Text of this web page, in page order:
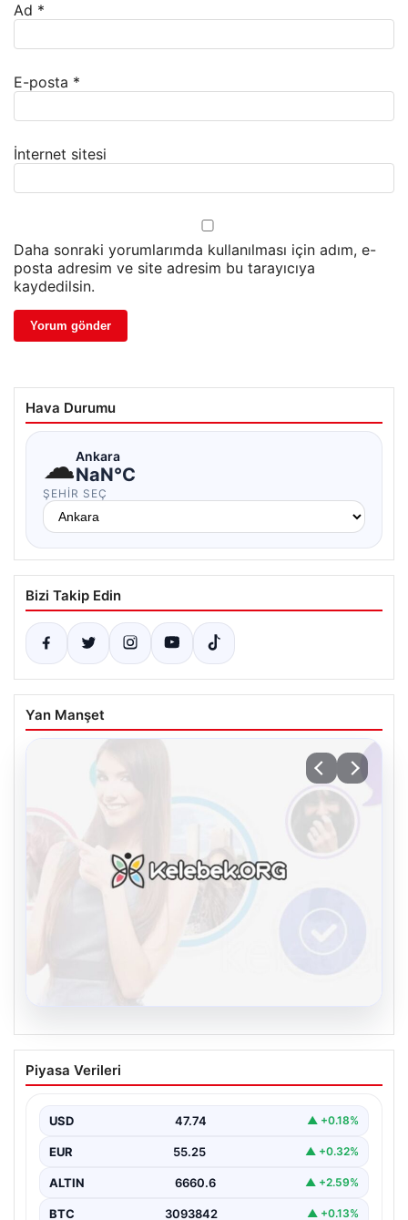
Ad *
E-posta *
İnternet sitesi
Daha sonraki yorumlarımda kullanılması için adım, e-
posta adresim ve site adresim bu tarayıcıya
kaydedilsin.
Hava Durumu
☁Ankara
NaN°C
ŞEHIR SEÇ
Bizi Takip Edin
Yan Manşet
Kelebek chat adresi İle Sanal İletişimin
Güvenli Adresi Ve Chat Deneyimi
kurması ciddi bir değer barındırmaktadır. Günümüzde
birçok…
Piyasa Verileri
USD 47.74 ▲ +0.18%
EUR 55.25 ▲ +0.32%
ALTIN 6660.6 ▲ +2.59%
BTC 3093842 ▲ +0.13%